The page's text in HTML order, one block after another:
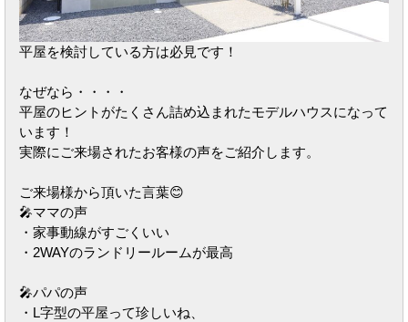
平屋を検討している方は必見です！
なぜなら・・・・
平屋のヒントがたくさん詰め込まれたモデルハウスになって
います！
実際にご来場されたお客様の声をご紹介します。
ご来場様から頂いた言葉😊
🎤ママの声
・家事動線がすごくいい
・2WAYのランドリールームが最高
🎤パパの声
・L字型の平屋って珍しいね、